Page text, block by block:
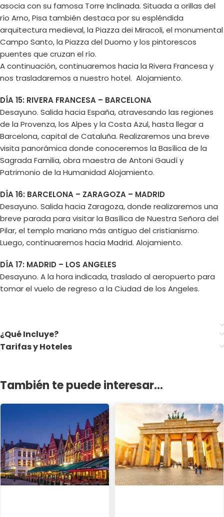
asocia con su famosa Torre Inclinada. Situada a orillas del
río Arno, Pisa también destaca por su espléndida
arquitectura medieval, la Piazza dei Miracoli, el monumental
Campo Santo, la Piazza del Duomo y los pintorescos
puentes que cruzan el río.
A continuación, continuaremos hacia la Rivera Francesa y
nos trasladaremos a nuestro hotel. Alojamiento.
DÍA 15: RIVERA FRANCESA – BARCELONA
Desayuno. Salida hacia España, atravesando las regiones
de la Provenza, los Alpes y la Costa Azul, hasta llegar a
Barcelona, capital de Cataluña. Realizaremos una breve
visita panorámica donde conoceremos la Basílica de la
Sagrada Familia, obra maestra de Antoni Gaudí y
Patrimonio de la Humanidad Alojamiento.
DÍA 16: BARCELONA – ZARAGOZA – MADRID
Desayuno. Salida hacia Zaragoza, donde realizaremos una
breve parada para visitar la Basílica de Nuestra Señora del
Pilar, el templo mariano más antiguo del cristianismo.
Luego, continuaremos hacia Madrid. Alojamiento.
DÍA 17: MADRID – LOS ANGELES
Desayuno. A la hora indicada, traslado al aeropuerto para
tomar el vuelo de regreso a la Ciudad de los Angeles.
¿Qué Incluye?
Tarifas y Hoteles
También te puede interesar...